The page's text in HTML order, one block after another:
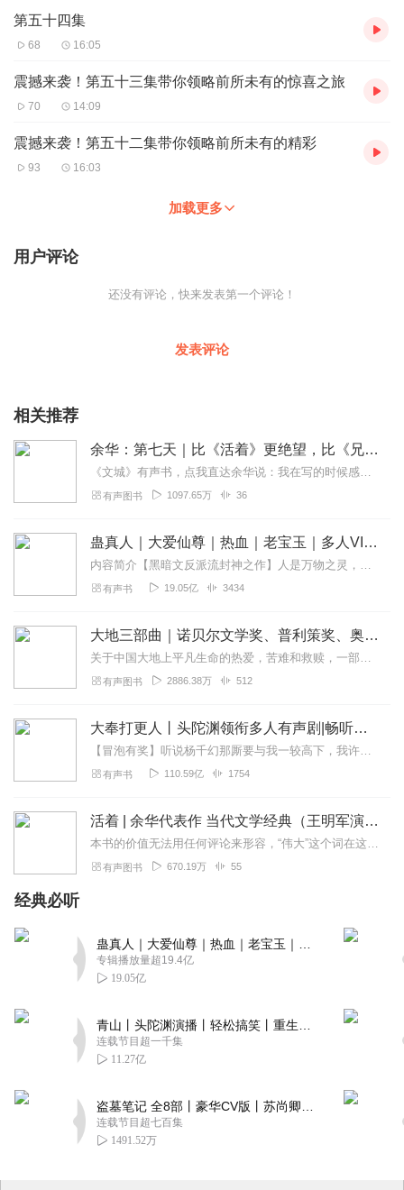
第五十四集
68 16:05
震撼来袭！第五十三集带你领略前所未有的惊喜之旅
70 14:09
震撼来袭！第五十二集带你领略前所未有的精彩
93 16:03
加载更多
用户评论
还没有评论，快来发表第一个评论！
发表评论
相关推荐
余华：第七天｜比《活着》更绝望，比《兄弟》更荒诞
《文城》有声书，点我直达余华说：我在写的时候感到现实世界的冷酷，所以我需要温暖的部分，至善的部分，给予自己希望，也想给予读者希望。我写下了一个美好的死者世界。这...
有声图书 1097.65万 36
蛊真人｜大爱仙尊｜热血｜老宝玉｜多人VIP免费有声剧
内容简介【黑暗文反派流封神之作】人是万物之灵，蛊是天地真精。一个穿越者不断重生的故事。一个养蛊、炼蛊、用蛊的奇特世界。配音组（男角色）老宝玉旁白...
有声书 19.05亿 3434
大地三部曲｜诺贝尔文学奖、普利策奖、奥斯卡影视原著｜美国作家笔下的中国农民｜像《活着》一样震撼｜艾宝良演播
关于中国大地上平凡生命的热爱，苦难和救赎，一部因书写中国荣获诺贝尔文学奖、普利策奖的史诗小说，同名改编电影获奥斯卡提名。20世纪最伟大的“中国小说”，改编电影获...
有声图书 2886.38万 512
大奉打更人丨头陀渊领衔多人有声剧|畅听全集|王鹤棣、田曦薇主演影视剧原著|卖报小郎君
【冒泡有奖】听说杨千幻那厮要与我一较高下，我许七安要开始装叉了！快进入声音播放页戳下方输入框，冒个泡偷偷告诉我，我要用哪些诗词才能胜过他？说得好的，有赏！202...
有声书 110.59亿 1754
活着 | 余华代表作 当代文学经典（王明军演播）
本书的价值无法用任何评论来形容，“伟大”这个词在这本书面前也显得渺小。——《柏林日报》20世纪中国文学当之无愧的经典之作，演播艺术家王明军倾情献声出版32年，迄...
有声图书 670.19万 55
经典必听
专辑播放量超19.4亿
19.05亿
连载节目超一千集
11.27亿
连载节目超七百集
1491.52万